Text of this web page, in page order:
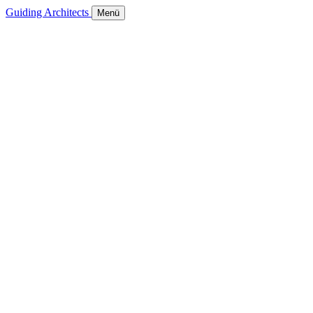
Guiding Architects Menü